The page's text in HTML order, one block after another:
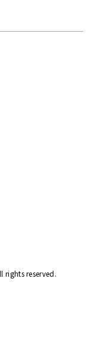
reserved.